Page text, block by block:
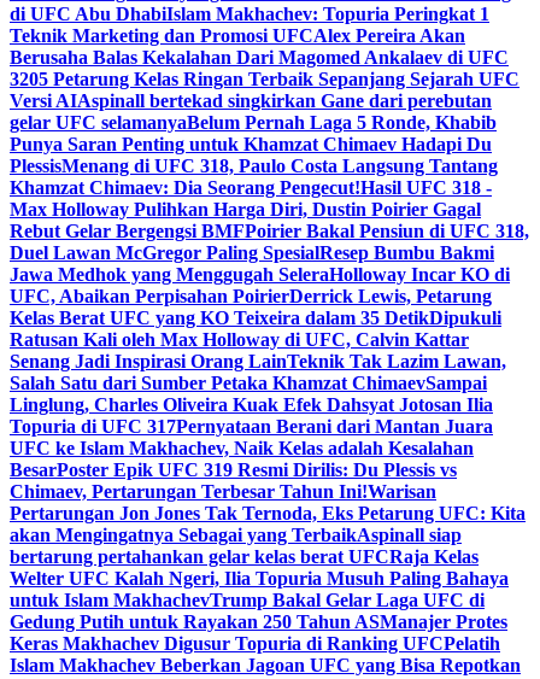
di UFC Abu DhabiIslam Makhachev: Topuria Peringkat 1
Teknik Marketing dan Promosi UFCAlex Pereira Akan
Berusaha Balas Kekalahan Dari Magomed Ankalaev di UFC
3205 Petarung Kelas Ringan Terbaik Sepanjang Sejarah UFC
Versi AIAspinall bertekad singkirkan Gane dari perebutan
gelar UFC selamanyaBelum Pernah Laga 5 Ronde, Khabib
Punya Saran Penting untuk Khamzat Chimaev Hadapi Du
PlessisMenang di UFC 318, Paulo Costa Langsung Tantang
Khamzat Chimaev: Dia Seorang Pengecut!Hasil UFC 318 -
Max Holloway Pulihkan Harga Diri, Dustin Poirier Gagal
Rebut Gelar Bergengsi BMFPoirier Bakal Pensiun di UFC 318,
Duel Lawan McGregor Paling SpesialResep Bumbu Bakmi
Jawa Medhok yang Menggugah SeleraHolloway Incar KO di
UFC, Abaikan Perpisahan PoirierDerrick Lewis, Petarung
Kelas Berat UFC yang KO Teixeira dalam 35 DetikDipukuli
Ratusan Kali oleh Max Holloway di UFC, Calvin Kattar
Senang Jadi Inspirasi Orang LainTeknik Tak Lazim Lawan,
Salah Satu dari Sumber Petaka Khamzat ChimaevSampai
Linglung, Charles Oliveira Kuak Efek Dahsyat Jotosan Ilia
Topuria di UFC 317Pernyataan Berani dari Mantan Juara
UFC ke Islam Makhachev, Naik Kelas adalah Kesalahan
BesarPoster Epik UFC 319 Resmi Dirilis: Du Plessis vs
Chimaev, Pertarungan Terbesar Tahun Ini!Warisan
Pertarungan Jon Jones Tak Ternoda, Eks Petarung UFC: Kita
akan Mengingatnya Sebagai yang TerbaikAspinall siap
bertarung pertahankan gelar kelas berat UFCRaja Kelas
Welter UFC Kalah Ngeri, Ilia Topuria Musuh Paling Bahaya
untuk Islam MakhachevTrump Bakal Gelar Laga UFC di
Gedung Putih untuk Rayakan 250 Tahun ASManajer Protes
Keras Makhachev Digusur Topuria di Ranking UFCPelatih
Islam Makhachev Beberkan Jagoan UFC yang Bisa Repotkan